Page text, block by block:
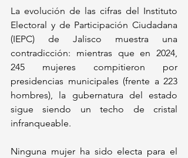
La evolución de las cifras del Instituto
Electoral y de Participación Ciudadana
(IEPC) de Jalisco muestra una
contradicción: mientras que en 2024,
245 mujeres compitieron por
presidencias municipales (frente a 223
hombres), la gubernatura del estado
sigue siendo un techo de cristal
infranqueable.
Ninguna mujer ha sido electa para el